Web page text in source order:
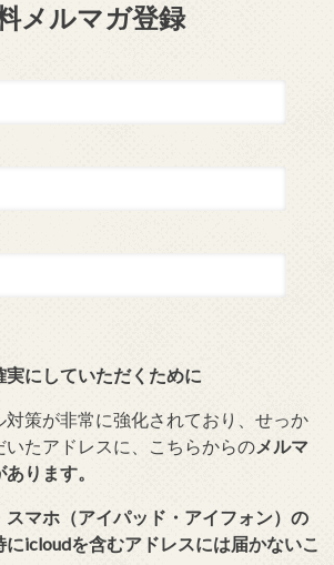
メルマガ登録
にしていただくために
対策が非常に強化されており、せっか
いたアドレスに、こちらからのメルマ
ります。
スマホ（アイパッド・アイフォン）の
にicloudを含むアドレスには届かないこ